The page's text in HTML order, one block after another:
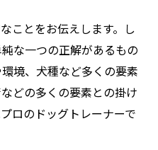
ことをお伝えします。し
な一つの正解があるもの
境、犬種など多くの要素
どの多くの要素との掛け
ロのドッグトレーナーで